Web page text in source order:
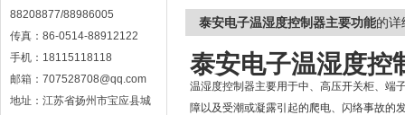
88208877/88986005
传真：86-0514-88912122
手机：18115118118
邮箱：707528708@qq.com
地址：江苏省扬州市宝应县城
泰安电子温湿度控制器主要功能的详
泰安电子温湿度控
温湿度控制器主要用于中、高压开关柜、端
障以及受潮或凝露引起的爬电、闪络事故的